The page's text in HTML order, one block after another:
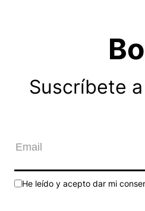
Suscríbete
He leído y acepto dar mi